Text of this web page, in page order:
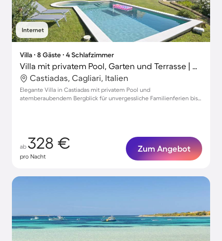
Internet
Villa ∙ 8 Gäste ∙ 4 Schlafzimmer
Villa mit privatem Pool, Garten und Terrasse | Gartenblick
Castiadas, Cagliari, Italien
Elegante Villa in Castiadas mit privatem Pool und
atemberaubendem Bergblick für unvergessliche Familienferien bis
ab 328 €
pro Nacht
Zum Angebot